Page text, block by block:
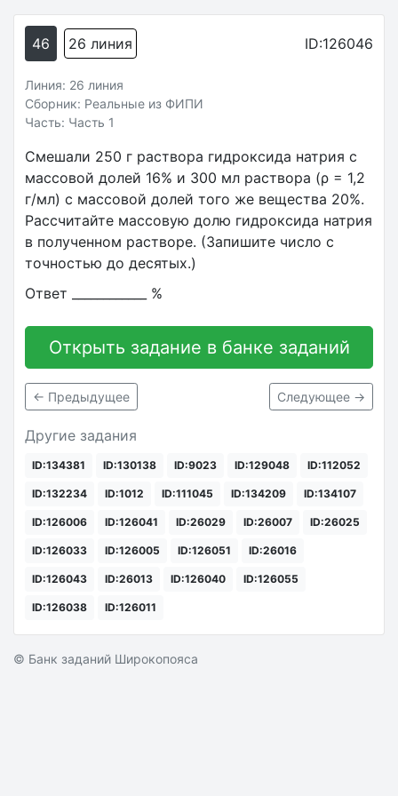
46 26 линия ID:126046
Линия: 26 линия
Сборник: Реальные из ФИПИ
Часть: Часть 1
Смешали 250 г раствора гидроксида натрия с
массовой долей 16% и 300 мл раствора (ρ = 1,2
г/мл) с массовой долей того же вещества 20%.
Рассчитайте массовую долю гидроксида натрия
в полученном растворе. (Запишите число с
точностью до десятых.)
Ответ ____________ %
Открыть задание в банке заданий
← Предыдущее Следующее →
Другие задания
ID:134381 ID:130138 ID:9023 ID:129048 ID:112052
ID:132234 ID:1012 ID:111045 ID:134209 ID:134107
ID:126006 ID:126041 ID:26029 ID:26007 ID:26025
ID:126033 ID:126005 ID:126051 ID:26016
ID:126043 ID:26013 ID:126040 ID:126055
ID:126038 ID:126011
© Банк заданий Широкопояса